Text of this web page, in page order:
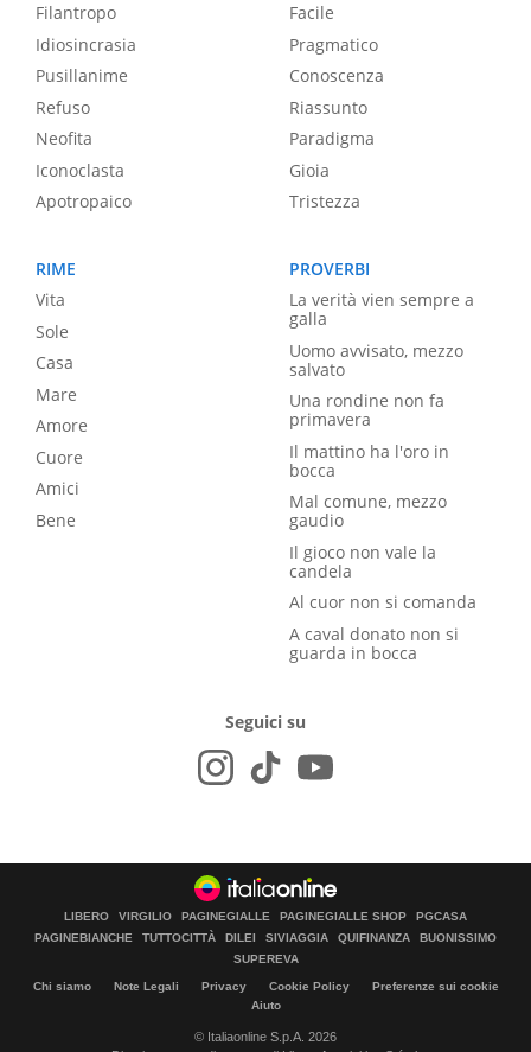
Filantropo
Idiosincrasia
Pusillanime
Refuso
Neofita
Iconoclasta
Apotropaico
Facile
Pragmatico
Conoscenza
Riassunto
Paradigma
Gioia
Tristezza
RIME
Vita
Sole
Casa
Mare
Amore
Cuore
Amici
Bene
PROVERBI
La verità vien sempre a
galla
Uomo avvisato, mezzo
salvato
Una rondine non fa
primavera
Il mattino ha l'oro in
bocca
Mal comune, mezzo
gaudio
Il gioco non vale la
candela
Al cuor non si comanda
A caval donato non si
guarda in bocca
Seguici su
LIBERO VIRGILIO PAGINEGIALLE PAGINEGIALLE SHOP
PGCASA
PAGINEBIANCHE
TUTTOCITTÀ DILEI SIVIAGGIA QUIFINANZA
BUONISSIMO
SUPEREVA
Chi siamo Note Legali Privacy Cookie Policy
Preferenze sui cookie
Aiuto
© Italiaonline S.p.A. 2026